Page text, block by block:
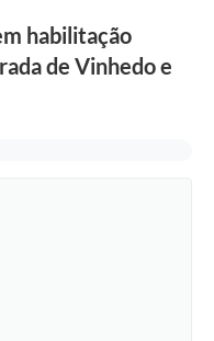
habilitação
de Vinhedo e